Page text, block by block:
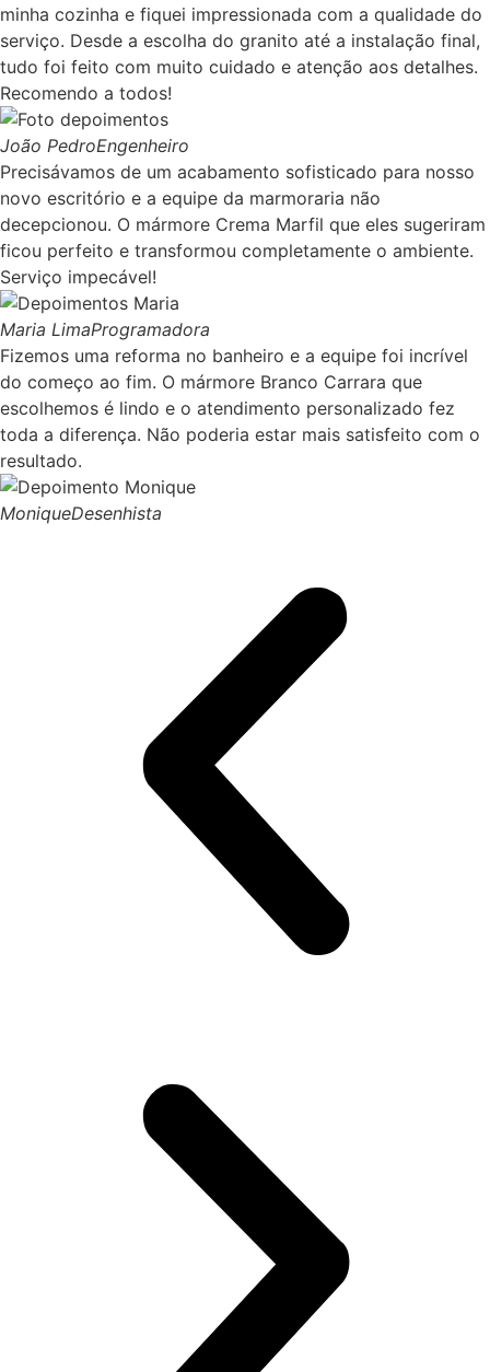
minha cozinha e fiquei impressionada com a qualidade do
serviço. Desde a escolha do granito até a instalação final,
tudo foi feito com muito cuidado e atenção aos detalhes.
Recomendo a todos!
João PedroEngenheiro
Precisávamos de um acabamento sofisticado para nosso
novo escritório e a equipe da marmoraria não
decepcionou. O mármore Crema Marfil que eles sugeriram
ficou perfeito e transformou completamente o ambiente.
Serviço impecável!
Maria LimaProgramadora
Fizemos uma reforma no banheiro e a equipe foi incrível
do começo ao fim. O mármore Branco Carrara que
escolhemos é lindo e o atendimento personalizado fez
toda a diferença. Não poderia estar mais satisfeito com o
resultado.
MoniqueDesenhista